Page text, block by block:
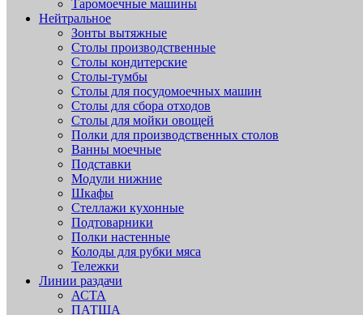
Таромоечные машины
Нейтральное
Зонты вытяжные
Столы производственные
Столы кондитерские
Столы-тумбы
Столы для посудомоечных машин
Столы для сбора отходов
Столы для мойки овощей
Полки для производственных столов
Ванны моечные
Подставки
Модули нижние
Шкафы
Стеллажи кухонные
Подтоварники
Полки настенные
Колоды для рубки мяса
Тележки
Линии раздачи
АСТА
ПАТША